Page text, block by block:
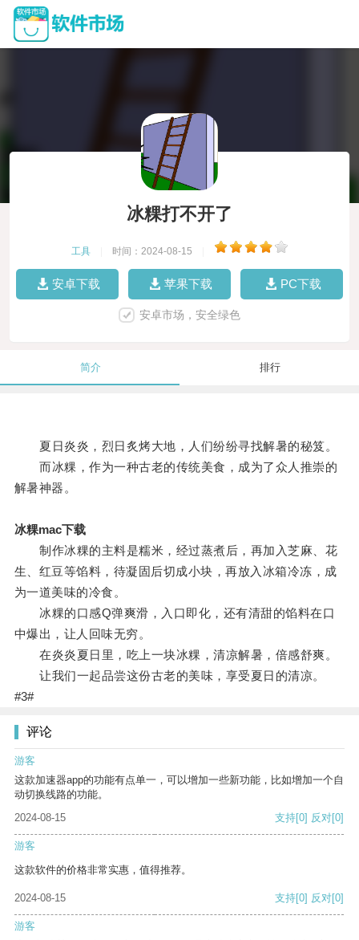
冰粿打不开了
工具 时间：2024-08-15
安卓下载 苹果下载 PC下载
安卓市场，安全绿色
简介 排行
夏日炎炎，烈日炙烤大地，人们纷纷寻找解暑的秘笈。
而冰粿，作为一种古老的传统美食，成为了众人推崇的
解暑神器。
冰粿mac下载
制作冰粿的主料是糯米，经过蒸煮后，再加入芝麻、花
生、红豆等馅料，待凝固后切成小块，再放入冰箱冷冻，成
为一道美味的冷食。
冰粿的口感Q弹爽滑，入口即化，还有清甜的馅料在口
中爆出，让人回味无穷。
在炎炎夏日里，吃上一块冰粿，清凉解暑，倍感舒爽。
让我们一起品尝这份古老的美味，享受夏日的清凉。
#3#
评论
游客
这款加速器app的功能有点单一，可以增加一些新功能，比如增加一个自
动切换线路的功能。
2024-08-15
支持[0] 反对[0]
游客
这款软件的价格非常实惠，值得推荐。
2024-08-15 支持[0] 反对[0]
游客